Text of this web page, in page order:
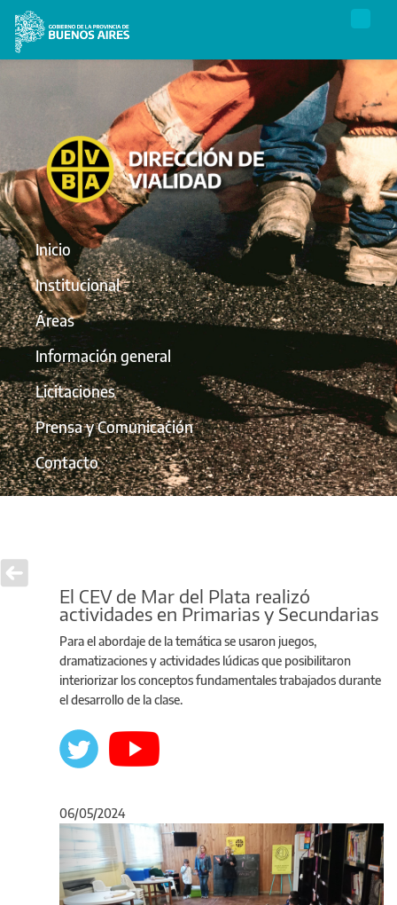
Inicio
Institucional
Áreas
Información general
Licitaciones
Prensa y Comunicación
Contacto
El CEV de Mar del Plata realizó
actividades en Primarias y Secundarias
Para el abordaje de la temática se usaron juegos,
dramatizaciones y actividades lúdicas que posibilitaron
interiorizar los conceptos fundamentales trabajados durante
el desarrollo de la clase.
06/05/2024
Anterior